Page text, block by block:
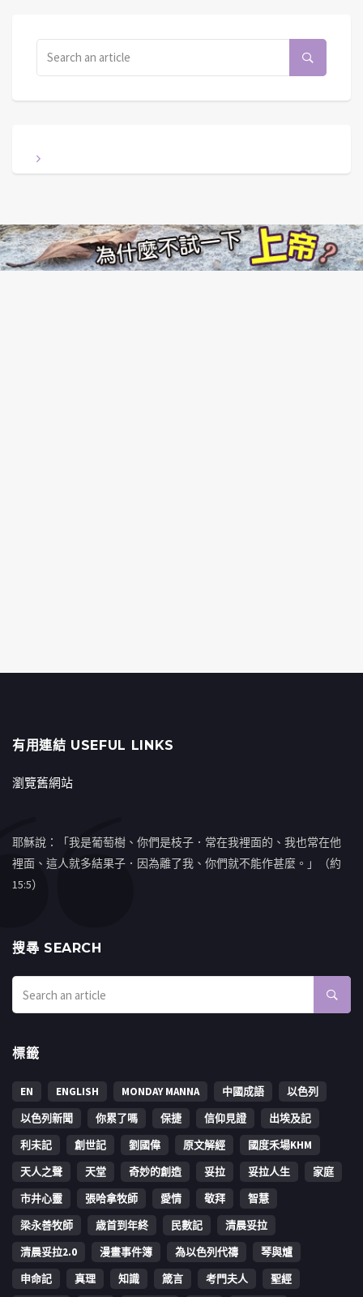
有用連結 USEFUL LINKS
瀏覽舊網站
耶穌說：「我是葡萄樹、你們是枝子．常在我裡面的、我也常在他
裡面、這人就多結果子．因為離了我、你們就不能作甚麼。」（約
15:5）
搜㝷 SEARCH
標籤
EN ENGLISH MONDAY MANNA 中國成語
以色列
以色列新聞
你累了嗎 保捷 信仰見證
出埃及記
利未記
創世記 劉國偉 原文解經
國度禾場KHM
天人之聲
天堂 奇妙的創造 妥拉 妥拉人生
家庭
市井心靈
張哈拿牧師 愛情 敬拜
智慧
梁永善牧師
歳首到年終 民數記
清晨妥拉
清晨妥拉2.0
漫畫事件簿 為以色列代禱
琴與爐
申命記
真理 知識 箴言 考門夫人 聖經